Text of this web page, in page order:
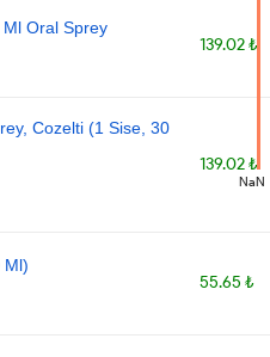
Oral Sprey
139.02 ₺
Cozelti (1 Sise, 30
139.02 ₺
Ml)
55.65 ₺
NaN